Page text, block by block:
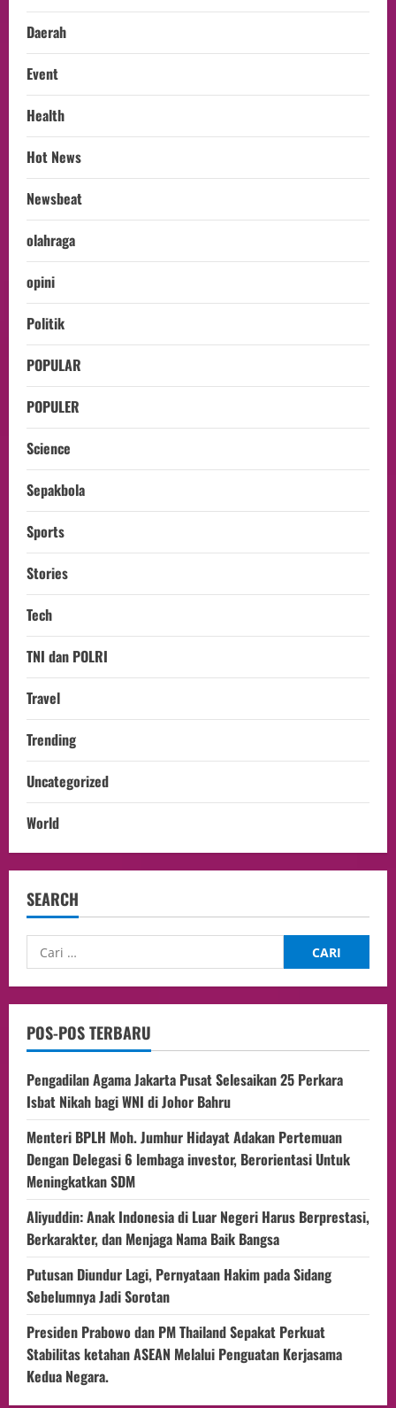
Daerah
Event
Health
Hot News
Newsbeat
olahraga
opini
Politik
POPULAR
POPULER
Science
Sepakbola
Sports
Stories
Tech
TNI dan POLRI
Travel
Trending
Uncategorized
World
SEARCH
POS-POS TERBARU
Pengadilan Agama Jakarta Pusat Selesaikan 25 Perkara
Isbat Nikah bagi WNI di Johor Bahru
Menteri BPLH Moh. Jumhur Hidayat Adakan Pertemuan
Dengan Delegasi 6 lembaga investor, Berorientasi Untuk
Meningkatkan SDM
Aliyuddin: Anak Indonesia di Luar Negeri Harus Berprestasi,
Berkarakter, dan Menjaga Nama Baik Bangsa
Putusan Diundur Lagi, Pernyataan Hakim pada Sidang
Sebelumnya Jadi Sorotan
Presiden Prabowo dan PM Thailand Sepakat Perkuat
Stabilitas ketahan ASEAN Melalui Penguatan Kerjasama
Kedua Negara.